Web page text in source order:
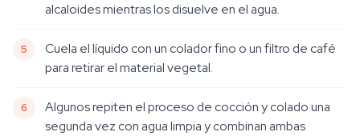
alcaloides mientras los disuelve en el agua.
Cuela el líquido con un colador fino o un filtro de café
para retirar el material vegetal.
Algunos repiten el proceso de cocción y colado una
segunda vez con agua limpia y combinan ambas